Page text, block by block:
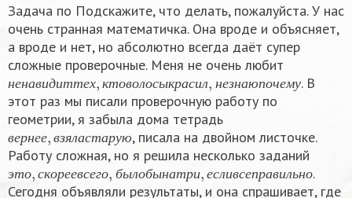
Задача по Подскажите, что делать, пожалуйста. У нас
очень странная математичка. Она вроде и объясняет,
а вроде и нет, но абсолютно всегда даёт супер
сложные проверочные. Меня не очень любит
н е н а в и д и т т ех кт ов ол ос ыкрас ил н е з н а ю п о ч ему
ненавид иттех,ктоволосыкр аси л,незнаюпо ч
. В
этот раз мы писали проверочную работу по
геометрии, я забыла дома тетрадь
в е р н е е взяластар ую
верне е,взяла старую, писала на двойном листочке.
Работу сложная, но я решила несколько заданий
э т о ск ореевсег о б ыл о б ын а т р и е сл и в с е п р а в ил ьн о
э то,с ко реевсего, бы лобынатр и,есливсеп равильн .
Сегодня объявляли результаты, и она спрашивает, где